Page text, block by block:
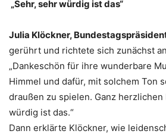
„Sehr, sehr würdig ist das“
Julia Klöckner,
gerührt und richtete sich zunächst
„Dankeschön für ihre wunderbare
Himmel und dafür, mit solchem Ton
draußen zu spielen. Ganz herzlichen
würdig ist das.“
Dann erklärte Klöckner, wie